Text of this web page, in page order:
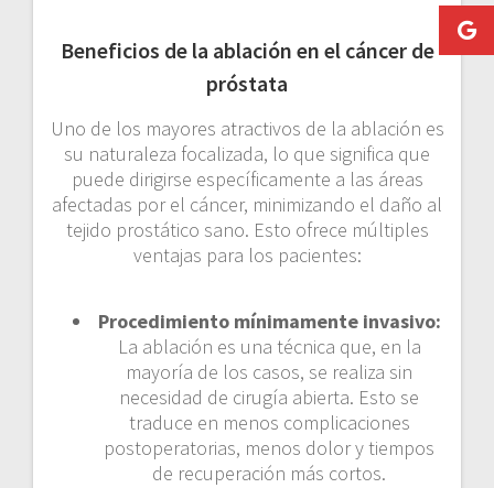
Beneficios de la ablación en el cáncer de
próstata
Uno de los mayores atractivos de la ablación es
su naturaleza focalizada, lo que significa que
puede dirigirse específicamente a las áreas
afectadas por el cáncer, minimizando el daño al
tejido prostático sano. Esto ofrece múltiples
ventajas para los pacientes:
Procedimiento mínimamente invasivo:
La ablación es una técnica que, en la
mayoría de los casos, se realiza sin
necesidad de cirugía abierta. Esto se
traduce en menos complicaciones
postoperatorias, menos dolor y tiempos
de recuperación más cortos.